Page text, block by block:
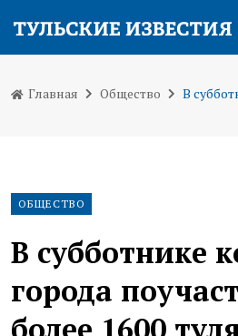
Главная Общество
ОБЩЕСТВО
В субботнике
города